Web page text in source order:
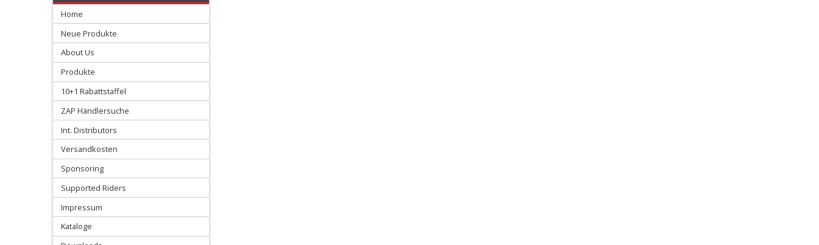
Elektrik
Fahrwerk
Schmierstoffe
Hebel
Armaturen
Home
Neue Produkte
About Us
Produkte
10+1 Rabattstaffel
ZAP Händlersuche
Int. Distributors
Versandkosten
Sponsoring
Supported Riders
Impressum
Kataloge